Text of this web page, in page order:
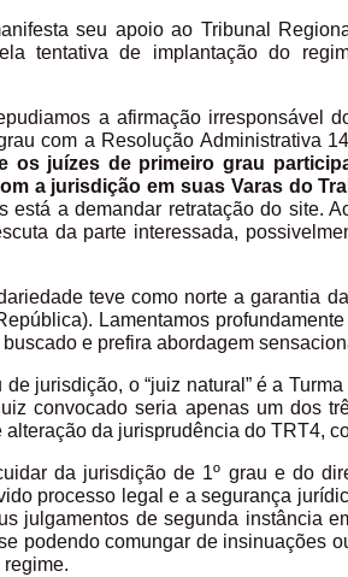
seu apoio ao Tribunal
tentativa de implantação do
a afirmação irresponsável
com a Resolução Administrativa
os juízes de primeiro grau
a jurisdição em suas Varas do
está a demandar retratação do site.
da parte interessada,
teve como norte a garantia
Lamentamos
e prefira abordagem
de jurisdição, o “juiz natural” é a
convocado seria apenas um dos
alteração da jurisprudência do TRT4,
da jurisdição de 1º grau e do
processo legal e a segurança
julgamentos de segunda instância
podendo comungar de insinuações